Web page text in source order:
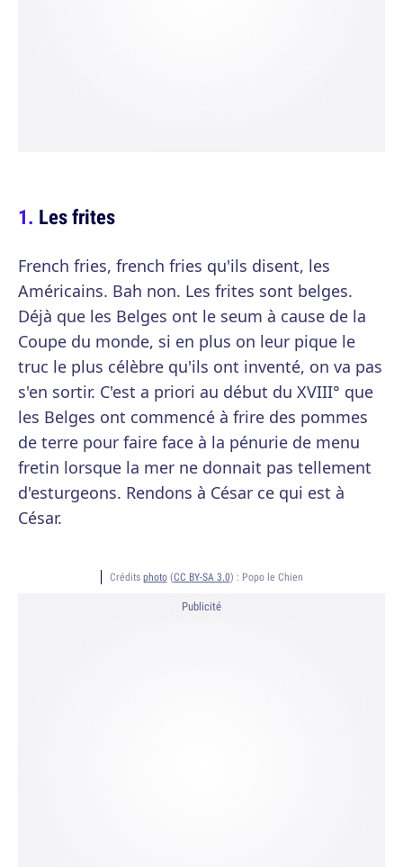
Les frites
French fries, french fries qu'ils disent, les
Américains. Bah non. Les frites sont belges.
Déjà que les Belges ont le seum à cause de la
Coupe du monde, si en plus on leur pique le
truc le plus célèbre qu'ils ont inventé, on va pas
s'en sortir. C'est a priori au début du XVIII° que
les Belges ont commencé à frire des pommes
de terre pour faire face à la pénurie de menu
fretin lorsque la mer ne donnait pas tellement
d'esturgeons. Rendons à César ce qui est à
César.
Crédits photo(CC BY-SA 3.0) : Popo le Chien
Publicité